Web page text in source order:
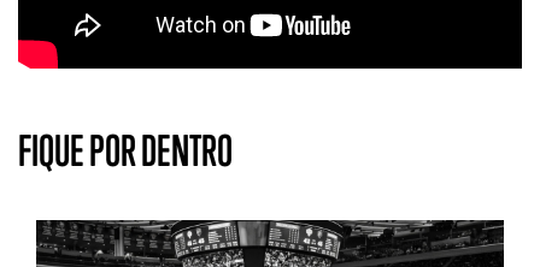
FIQUE POR DENTRO